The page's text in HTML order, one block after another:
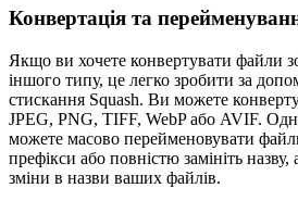
Конвертація та
Якщо ви хочете конвертувати файли
іншого типу, це легко зробити за
стискання Squash. Ви можете
JPEG, PNG, TIFF, WebP або AVIF.
можете масово перейменовувати
префікси або повністю замініть назву,
зміни в назви ваших файлів.